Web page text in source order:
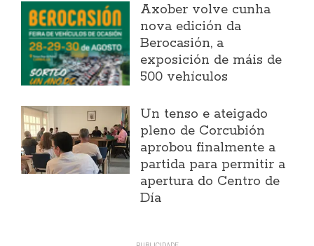
Axober volve cunha
nova edición da
Berocasión, a
exposición de máis de
500 vehículos
Un tenso e ateigado
pleno de Corcubión
aprobou finalmente a
partida para permitir a
apertura do Centro de
Día